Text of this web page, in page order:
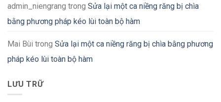
admin_niengrang trong Sửa lại một ca niềng răng bị chìa
bằng phương pháp kéo lùi toàn bộ hàm
Mai Bùi trong Sửa lại một ca niềng răng bị chìa bằng phương
pháp kéo lùi toàn bộ hàm
LƯU TRỮ